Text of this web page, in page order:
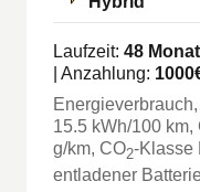
Laufzeit: 48
| Anzahlung: 1000
15.5 kWh/100 km,
g/km, CO2-Klasse
entladener